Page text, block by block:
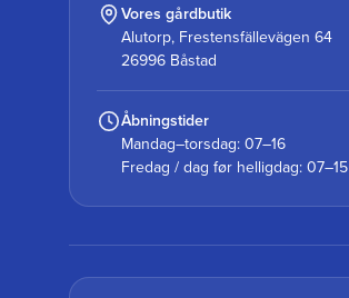
Vores gårdbutik
Alutorp, Frestensfällevägen 64
26996 Båstad
Åbningstider
Mandag–torsdag: 07–16
Fredag / dag før helligdag: 07–15